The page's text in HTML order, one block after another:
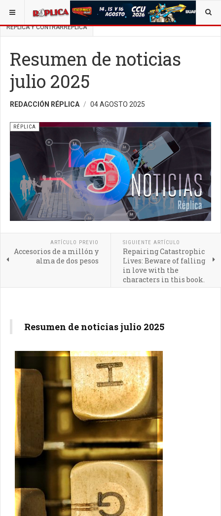
ESTÁ AQUÍ: BUSCAR UN ARTÍCULO EN POLÍTICA
RÉPLICA Y CONTRARRÉPLICA
Resumen de noticias
julio 2025
REDACCIÓN RÉPLICA 04 AGOSTO 2025
RÉPLICA
ARTÍCULO PREVIO
Accesorios de a millón y
alma de dos pesos
SIGUIENTE ARTÍCULO
Repairing Catastrophic
Lives: Beware of falling
in love with the
characters in this book.
Resumen de noticias julio 2025